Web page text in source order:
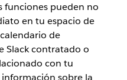
funciones pueden no
en tu espacio de
de
Slack contratado o
con tu